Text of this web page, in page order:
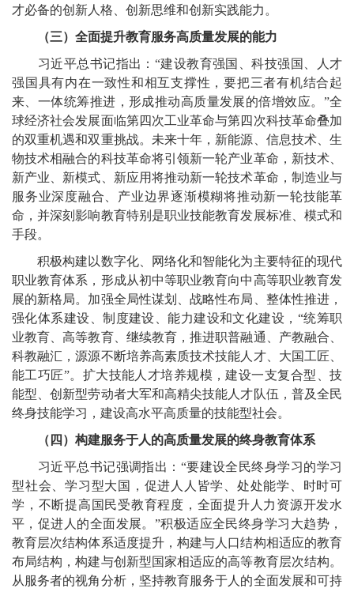
才必备的创新人格、创新思维和创新实践能力。
（三）全面提升教育服务高质量发展的能力
习近平总书记指出：“建设教育强国、科技强国、人才
强国具有内在一致性和相互支撑性，要把三者有机结合起
来、一体统筹推进，形成推动高质量发展的倍增效应。”全
球经济社会发展面临第四次工业革命与第四次科技革命叠加
的双重机遇和双重挑战。未来十年，新能源、信息技术、生
物技术相融合的科技革命将引领新一轮产业革命，新技术、
新产业、新模式、新应用将推动新一轮技术革命，制造业与
服务业深度融合、产业边界逐渐模糊将推动新一轮技能革
命，并深刻影响教育特别是职业技能教育发展标准、模式和
手段。
积极构建以数字化、网络化和智能化为主要特征的现代
职业教育体系，形成从初中等职业教育向中高等职业教育发
展的新格局。加强全局性谋划、战略性布局、整体性推进，
强化体系建设、制度建设、能力建设和文化建设，“统筹职
业教育、高等教育、继续教育，推进职普融通、产教融合、
科教融汇，源源不断培养高素质技术技能人才、大国工匠、
能工巧匠”。扩大技能人才培养规模，建设一支复合型、技
能型、创新型劳动者大军和高精尖技能人才队伍，普及全民
终身技能学习，建设高水平高质量的技能型社会。
（四）构建服务于人的高质量发展的终身教育体系
习近平总书记强调指出：“要建设全民终身学习的学习
型社会、学习型大国，促进人人皆学、处处能学、时时可
学，不断提高国民受教育程度，全面提升人力资源开发水
平，促进人的全面发展。”积极适应全民终身学习大趋势，
教育层次结构体系适度提升，构建与人口结构相适应的教育
布局结构，构建与创新型国家相适应的高等教育层次结构。
从服务者的视角分析，坚持教育服务于人的全面发展和可持